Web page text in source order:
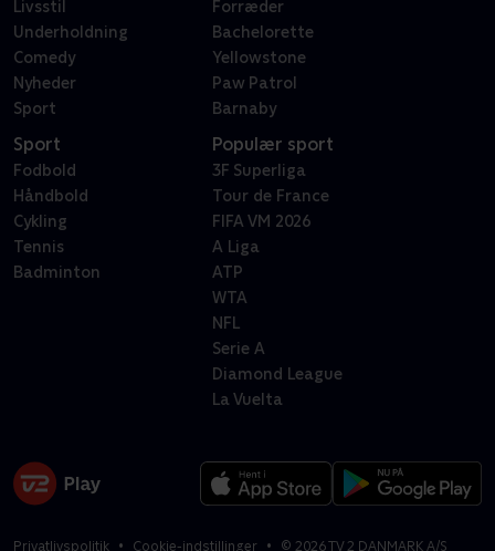
Livsstil
Underholdning
Comedy
Nyheder
Sport
Forræder
Bachelorette
Yellowstone
Paw Patrol
Barnaby
Sport
Fodbold
Håndbold
Cykling
Tennis
Badminton
Populær sport
3F Superliga
Tour de France
FIFA VM 2026
A Liga
ATP
WTA
NFL
Serie A
Diamond League
La Vuelta
Privatlivspolitik Cookie-indstillinger © 2026TV 2 DANMARK A/S